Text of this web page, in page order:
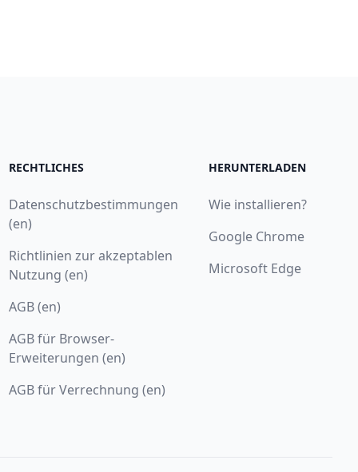
RECHTLICHES
Datenschutzbestimmungen
(en)
Richtlinien zur akzeptablen
Nutzung (en)
AGB (en)
AGB für Browser-
Erweiterungen (en)
AGB für Verrechnung (en)
HERUNTERLADEN
Wie installieren?
Google Chrome
Microsoft Edge